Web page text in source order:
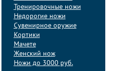
Тренировочные ножи
Недорогие ножи
Сувенирное оружие
Кортики
Мачете
Женский нож
Ножи до 3000 руб.